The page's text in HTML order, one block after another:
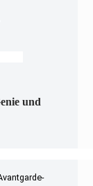
und